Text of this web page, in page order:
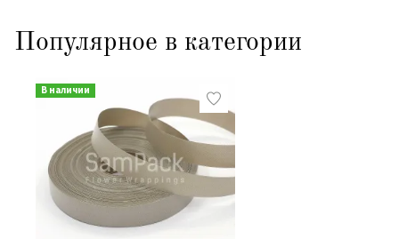
Популярное в категории
В наличии